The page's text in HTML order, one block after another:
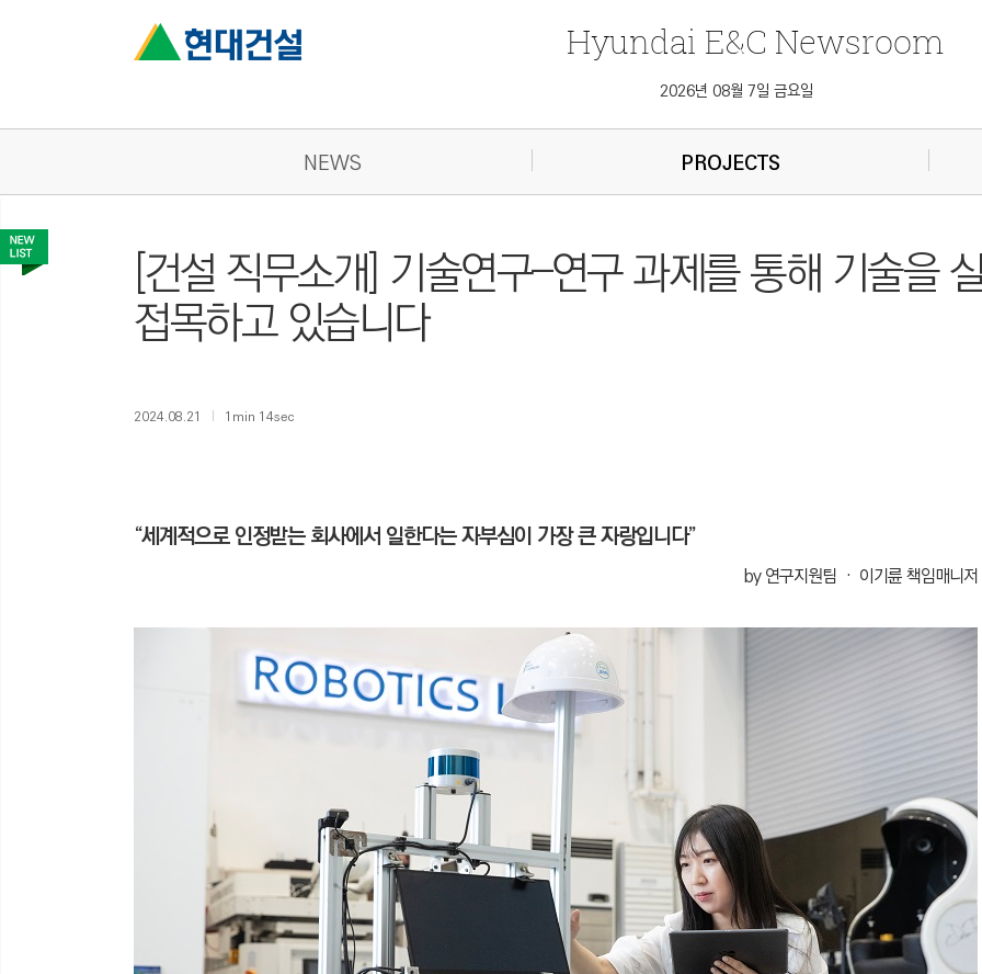
Hyundai E&C Newsroom
2026년 08월 7일 금요일
NEWS PROJECTS
[건설 직무소개] 기술연구–연구 과제를 통해 기술을
접목하고 있습니다
2024.08.21 1min 14sec
“세계적으로 인정받는 회사에서 일한다는 자부심이 가장 큰 자랑입니다”
by 연구지원팀 ‧ 이기륜 책임매니저